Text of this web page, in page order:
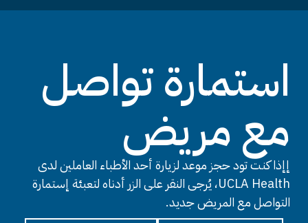
استمارة تواصل
مع مريض
إإذا كنت تود حجز موعد لزيارة أحد الأطباء العاملين لدى
UCLA Health، يُرجى النقر على الزر أدناه لتعبئة إستمارة
التواصل مع المريض جديد.